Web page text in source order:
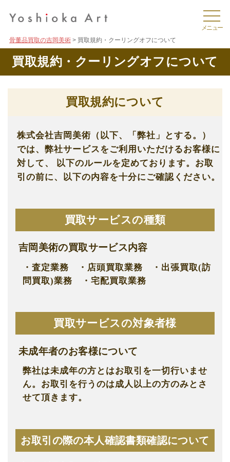
骨董品買取の吉岡美術 買取規約・クーリングオフについて
買取規約・クーリングオフについて
買取規約について
株式会社吉岡美術（以下、「弊社」とする。）
では、弊社サービスをご利用いただけるお客様に
対して、 以下のルールを定めております。お取
引の前に、以下の内容を十分にご確認ください。
買取サービスの種類
吉岡美術の買取サービス内容
・査定業務 ・店頭買取業務 ・出張買取(訪
問買取)業務 ・宅配買取業務
買取サービスの対象者様
未成年者のお客様について
弊社は未成年の方とはお取引を一切行いませ
ん。お取引を行うのは成人以上の方のみとさ
せて頂きます。
お取引の際の本人確認書類確認について